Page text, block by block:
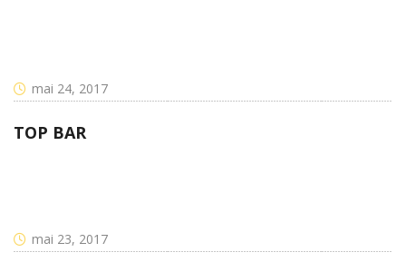
mai 24, 2017
TOP BAR
mai 23, 2017